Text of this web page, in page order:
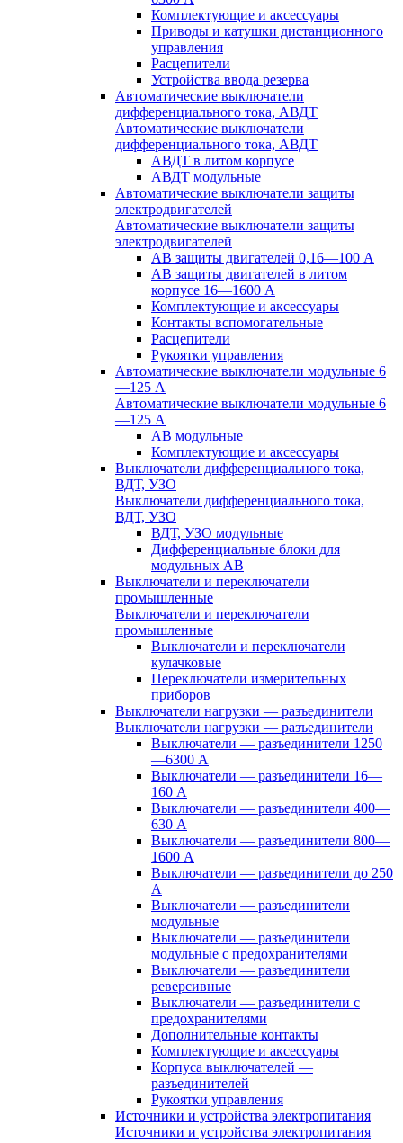
Комплектующие и аксессуары
Приводы и катушки дистанционного
управления
Расцепители
Устройства ввода резерва
Автоматические выключатели
дифференциального тока, АВДТ
Автоматические выключатели
дифференциального тока, АВДТ
АВДТ в литом корпусе
АВДТ модульные
Автоматические выключатели защиты
электродвигателей
Автоматические выключатели защиты
электродвигателей
АВ защиты двигателей 0,16—100 А
АВ защиты двигателей в литом
корпусе 16—1600 А
Комплектующие и аксессуары
Контакты вспомогательные
Расцепители
Рукоятки управления
Автоматические выключатели модульные 6
—125 А
Автоматические выключатели модульные 6
—125 А
АВ модульные
Комплектующие и аксессуары
Выключатели дифференциального тока,
ВДТ, УЗО
Выключатели дифференциального тока,
ВДТ, УЗО
ВДТ, УЗО модульные
Дифференциальные блоки для
модульных АВ
Выключатели и переключатели
промышленные
Выключатели и переключатели
промышленные
Выключатели и переключатели
кулачковые
Переключатели измерительных
приборов
Выключатели нагрузки — разъединители
Выключатели нагрузки — разъединители
Выключатели — разъединители 1250
—6300 А
Выключатели — разъединители 16—
160 А
Выключатели — разъединители 400—
630 А
Выключатели — разъединители 800—
1600 А
Выключатели — разъединители до 250
А
Выключатели — разъединители
модульные
Выключатели — разъединители
модульные с предохранителями
Выключатели — разъединители
реверсивные
Выключатели — разъединители с
предохранителями
Дополнительные контакты
Комплектующие и аксессуары
Корпуса выключателей —
разъединителей
Рукоятки управления
Источники и устройства электропитания
Источники и устройства электропитания